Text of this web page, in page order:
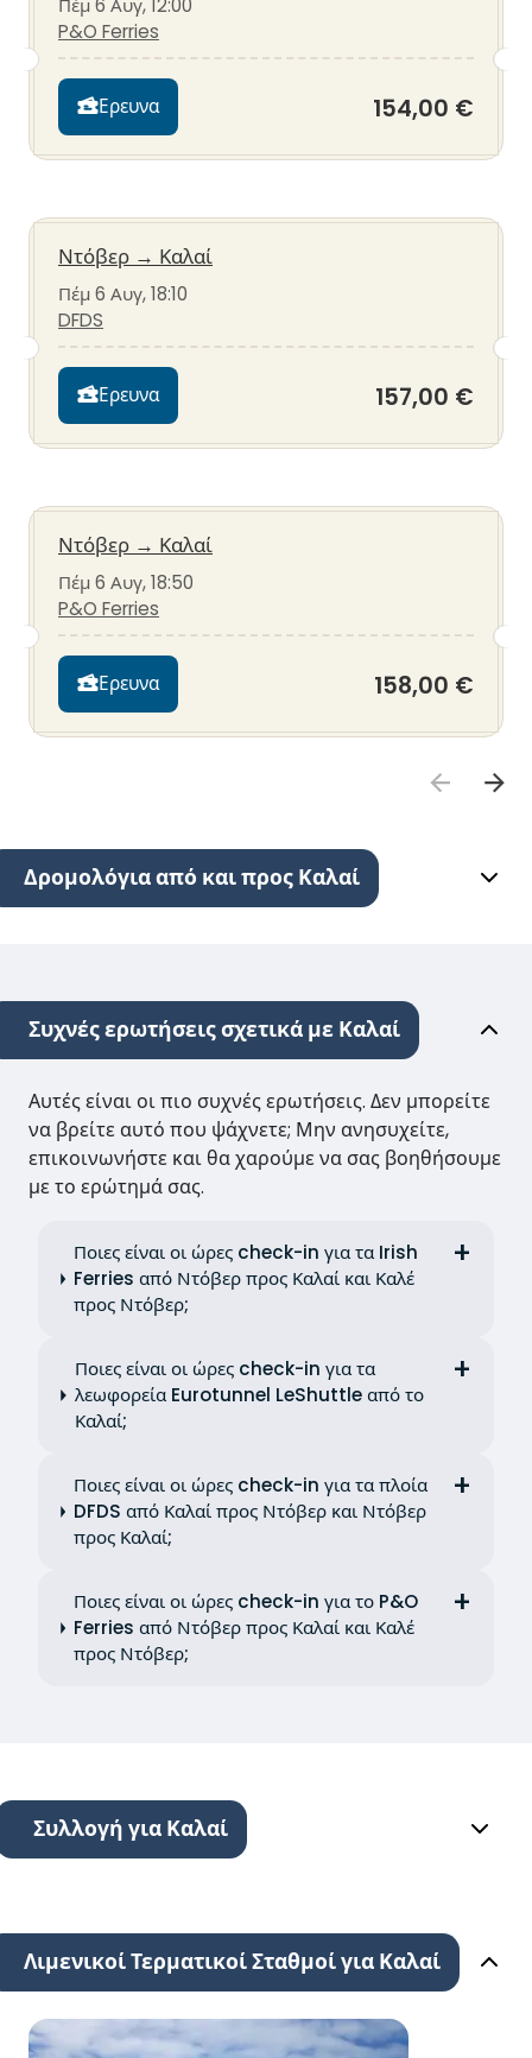
Πέμ 6 Αυγ, 12:00
P&O Ferries
Ερευνα 154,00 €
Ντόβερ → Καλαί
Πέμ 6 Αυγ, 18:10
DFDS
Ερευνα 157,00 €
Ντόβερ → Καλαί
Πέμ 6 Αυγ, 18:50
P&O Ferries
Ερευνα 158,00 €
Δρομολόγια από και προς Καλαί
Συχνές ερωτήσεις σχετικά με Καλαί
Αυτές είναι οι πιο συχνές ερωτήσεις. Δεν μπορείτε
να βρείτε αυτό που ψάχνετε; Μην ανησυχείτε,
επικοινωνήστε και θα χαρούμε να σας βοηθήσουμε
με το ερώτημά σας.
Ποιες είναι οι ώρες check-in για τα Irish
Ferries από Ντόβερ προς Καλαί και Καλέ
προς Ντόβερ;
Ποιες είναι οι ώρες check-in για τα
λεωφορεία Eurotunnel LeShuttle από το
Καλαί;
Ποιες είναι οι ώρες check-in για τα πλοία
DFDS από Καλαί προς Ντόβερ και Ντόβερ
προς Καλαί;
Ποιες είναι οι ώρες check-in για το P&O
Ferries από Ντόβερ προς Καλαί και Καλέ
προς Ντόβερ;
Συλλογή για Καλαί
Λιμενικοί Τερματικοί Σταθμοί για Καλαί